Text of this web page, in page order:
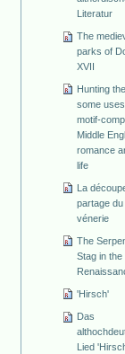
Literatur
The
parks of
XVII
Hunting
some
motif-
Middle
romance
life
La
partage
vénerie
The
Stag in the
'Hirsch'
Das
Lied